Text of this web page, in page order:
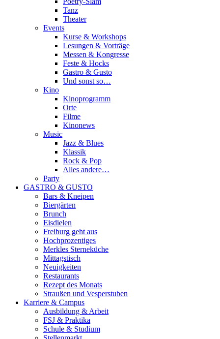
Tanz
Theater
Events
Kurse & Workshops
Lesungen & Vorträge
Messen & Kongresse
Feste & Hocks
Gastro & Gusto
Und sonst so…
Kino
Kinoprogramm
Orte
Filme
Kinonews
Music
Jazz & Blues
Klassik
Rock & Pop
Alles andere…
Party
GASTRO & GUSTO
Bars & Kneipen
Biergärten
Brunch
Eisdielen
Freiburg geht aus
Hochprozentiges
Merkles Sterneküche
Mittagstisch
Neuigkeiten
Restaurants
Rezept des Monats
Straußen und Vesperstuben
Karriere & Campus
Ausbildung & Arbeit
FSJ & Praktika
Schule & Studium